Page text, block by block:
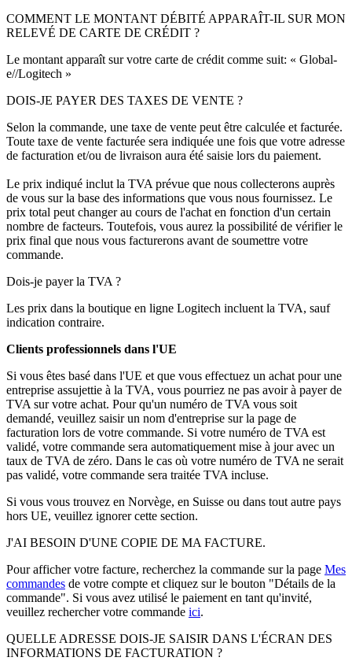
COMMENT LE MONTANT DÉBITÉ APPARAÎT-IL SUR MON
RELEVÉ DE CARTE DE CRÉDIT ?
Le montant apparaît sur votre carte de crédit comme suit: « Global-
e//Logitech »
DOIS-JE PAYER DES TAXES DE VENTE ?
Selon la commande, une taxe de vente peut être calculée et facturée.
Toute taxe de vente facturée sera indiquée une fois que votre adresse
de facturation et/ou de livraison aura été saisie lors du paiement.
Le prix indiqué inclut la TVA prévue que nous collecterons auprès
de vous sur la base des informations que vous nous fournissez. Le
prix total peut changer au cours de l'achat en fonction d'un certain
nombre de facteurs. Toutefois, vous aurez la possibilité de vérifier le
prix final que nous vous facturerons avant de soumettre votre
commande.
Dois-je payer la TVA ?
Les prix dans la boutique en ligne Logitech incluent la TVA, sauf
indication contraire.
Clients professionnels dans l'UE
Si vous êtes basé dans l'UE et que vous effectuez un achat pour une
entreprise assujettie à la TVA, vous pourriez ne pas avoir à payer de
TVA sur votre achat. Pour qu'un numéro de TVA vous soit
demandé, veuillez saisir un nom d'entreprise sur la page de
facturation lors de votre commande. Si votre numéro de TVA est
validé, votre commande sera automatiquement mise à jour avec un
taux de TVA de zéro. Dans le cas où votre numéro de TVA ne serait
pas validé, votre commande sera traitée TVA incluse.
Si vous vous trouvez en Norvège, en Suisse ou dans tout autre pays
hors UE, veuillez ignorer cette section.
J'AI BESOIN D'UNE COPIE DE MA FACTURE.
Pour afficher votre facture, recherchez la commande sur la page Mes
commandes de votre compte et cliquez sur le bouton "Détails de la
commande". Si vous avez utilisé le paiement en tant qu'invité,
veuillez rechercher votre commande ici.
QUELLE ADRESSE DOIS-JE SAISIR DANS L'ÉCRAN DES
INFORMATIONS DE FACTURATION ?